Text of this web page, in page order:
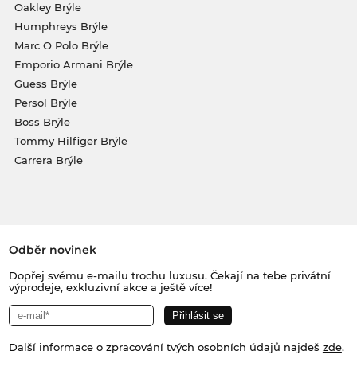
Oakley Brýle
Humphreys Brýle
Marc O Polo Brýle
Emporio Armani Brýle
Guess Brýle
Persol Brýle
Boss Brýle
Tommy Hilfiger Brýle
Carrera Brýle
Odběr novinek
Dopřej svému e-mailu trochu luxusu. Čekají na tebe privátní
výprodeje, exkluzivní akce a ještě více!
Další informace o zpracování tvých osobních údajů najdeš zde.